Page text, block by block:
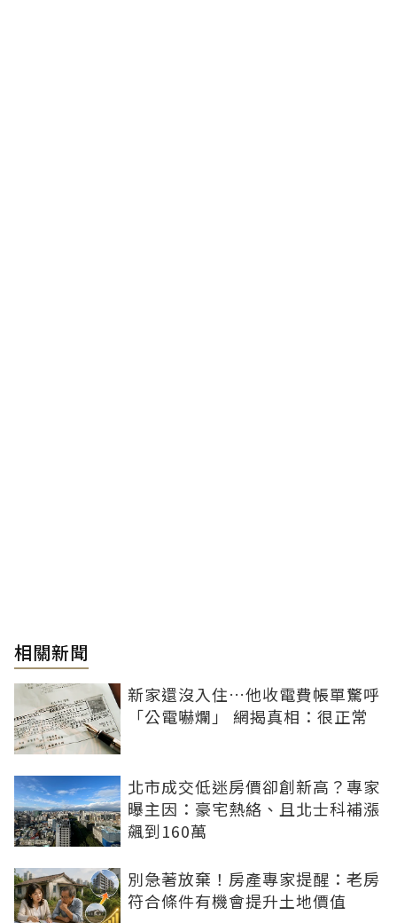
相關新聞
新家還沒入住…他收電費帳單驚呼
「公電嚇爛」 網揭真相：很正常
北市成交低迷房價卻創新高？專家
曝主因：豪宅熱絡、且北士科補漲
飆到160萬
別急著放棄！房產專家提醒：老房
符合條件有機會提升土地價值